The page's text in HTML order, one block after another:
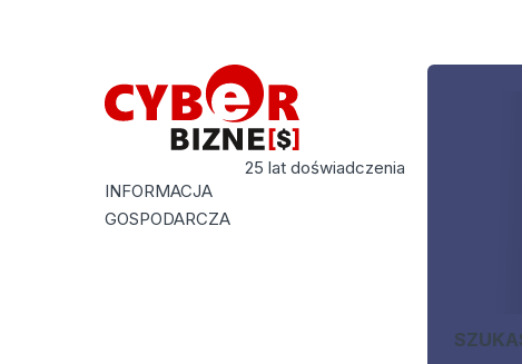
25 lat doświadczenia
INFORMACJA
GOSPODARCZA